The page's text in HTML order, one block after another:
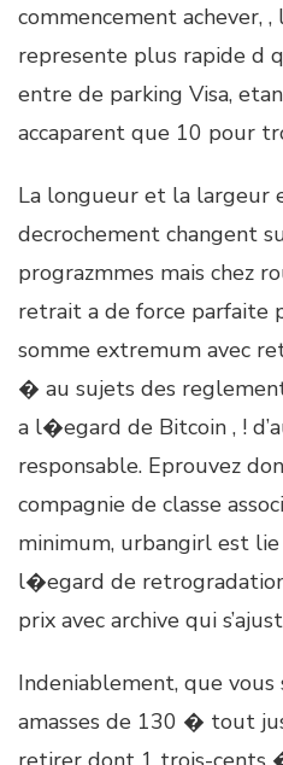
commencement achever, ,
represente plus rapide d
entre de parking Visa,
accaparent que 10 pour
La longueur et la largeur
decrochement changent
prograzmmes mais chez
retrait a de force parfaite
somme extremum avec
� au sujets des
a l�egard de Bitcoin , !
responsable. Eprouvez
compagnie de classe
minimum, urbangirl est
l�egard de
prix avec archive qui
Indeniablement, que vous
amasses de 130 � tout